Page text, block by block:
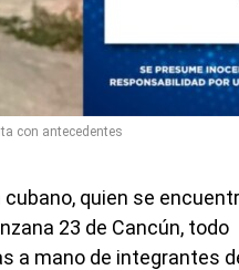
con antecedentes
quien se
23 de Cancún, todo
a mano de integrantes